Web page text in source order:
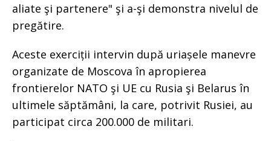
aliate şi partenere" şi a-şi demonstra nivelul de
pregătire.
Aceste exerciții intervin după uriașele manevre
organizate de Moscova în apropierea
frontierelor NATO şi UE cu Rusia şi Belarus în
ultimele săptămâni, la care, potrivit Rusiei, au
participat circa 200.000 de militari.